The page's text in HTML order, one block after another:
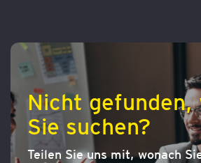
Nicht gefunden,
Sie suchen?
Teilen Sie uns mit, wonach